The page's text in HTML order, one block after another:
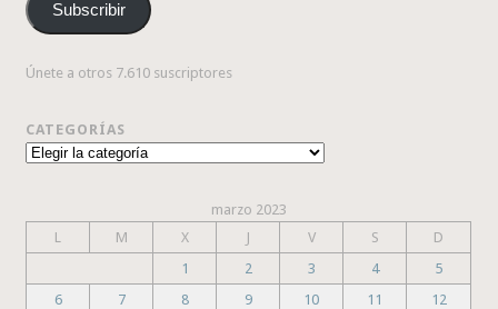
electrónico
Subscribir
Únete a otros 7.610 suscriptores
CATEGORÍAS
Categorías
marzo 2023
L
M X J V S
D
1
2 3 4
5
6
7 8 9 10 11
12